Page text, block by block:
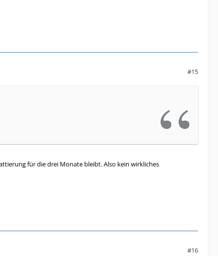
#15
für die drei Monate bleibt. Also kein wirkliches
#16